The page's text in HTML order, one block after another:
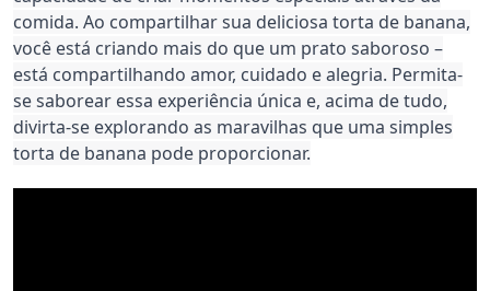
comida. Ao compartilhar sua deliciosa torta de banana,
você está criando mais do que um prato saboroso –
está compartilhando amor, cuidado e alegria. Permita-
se saborear essa experiência única e, acima de tudo,
divirta-se explorando as maravilhas que uma simples
torta de banana pode proporcionar.